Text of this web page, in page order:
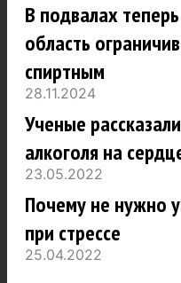
В подвалах
область
спиртным
28.11.2024
Ученые
алкоголя на
23.05.2022
Почему не нужно
при стрессе
25.04.2022